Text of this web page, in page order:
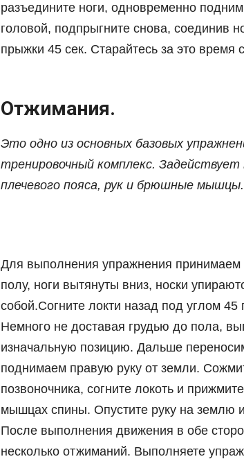
разъедините ноги, одновременно
головой, подпрыгните снова, соединив
прыжки 45 сек. Старайтесь за это
Отжимания.
Это одно из основных базовых
тренировочный комплекс.
плечевого пояса, рук и брюшные мышцы.
Для выполнения упражнения
полу, ноги вытянуты вниз, носки
собой.Согните локти назад под углом 45
Немного не доставая грудью до пола,
изначальную позицию. Дальше
поднимаем правую руку от земли.
позвоночника, согните локоть и
мышцах спины. Опустите руку на землю
После выполнения движения в обе
несколько отжиманий. Выполняете